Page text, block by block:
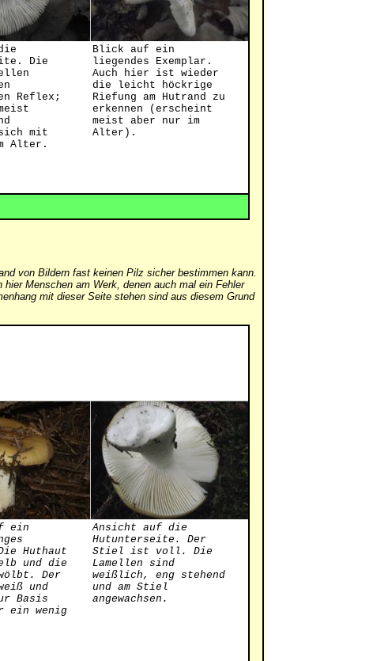
Die
Reflex;
mit
Alter.
Blick auf ein
liegendes Exemplar.
Auch hier ist wieder
die leicht höckrige
Riefung am Hutrand zu
erkennen (erscheint
meist aber nur im
Alter).
von Bildern fast keinen Pilz sicher bestimmen kann.
Menschen am Werk, denen auch mal ein Fehler
mit dieser Seite stehen sind aus diesem Grund
ein
Huthaut
und die
Der
und
Basis
ein wenig
Ansicht auf die
Hutunterseite. Der
Stiel ist voll. Die
Lamellen sind
weißlich, eng stehend
und am Stiel
angewachsen.